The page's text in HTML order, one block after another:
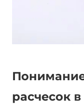
расчесок